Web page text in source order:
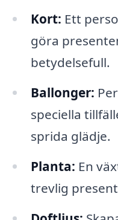
Kort: Ett
göra
betydelsefull.
Ballonger:
speciella
sprida glädje.
Planta: En
trevlig